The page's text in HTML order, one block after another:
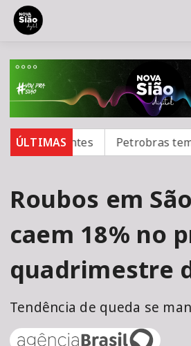
ÚLTIMAS Petrobras tem
Roubos em
caem 18% no
quadrimestre
Tendência de queda se